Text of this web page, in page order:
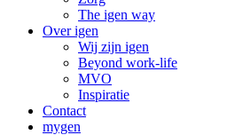
The igen way
Over igen
Wij zijn igen
Beyond work-life
MVO
Inspiratie
Contact
mygen